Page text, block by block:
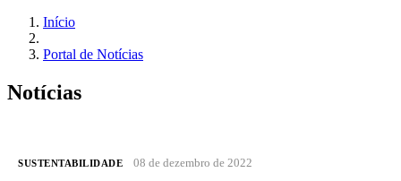
Início
Portal de Notícias
Notícias
SUSTENTABILIDADE 08 de dezembro de 2022